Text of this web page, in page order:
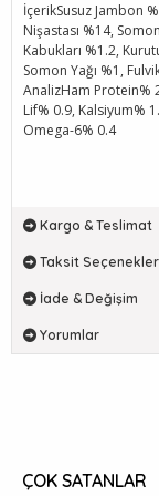
İçerikSusuz Jambon
Nişastası %14,
Kabukları %1.2,
Somon Yağı %1,
AnalizHam Protein%
Lif% 0.9, Kalsiyum%
Omega-6% 0.4
Kargo & Teslimat
Taksit
İade & Değişim
Yorumlar
ÇOK SATANLAR